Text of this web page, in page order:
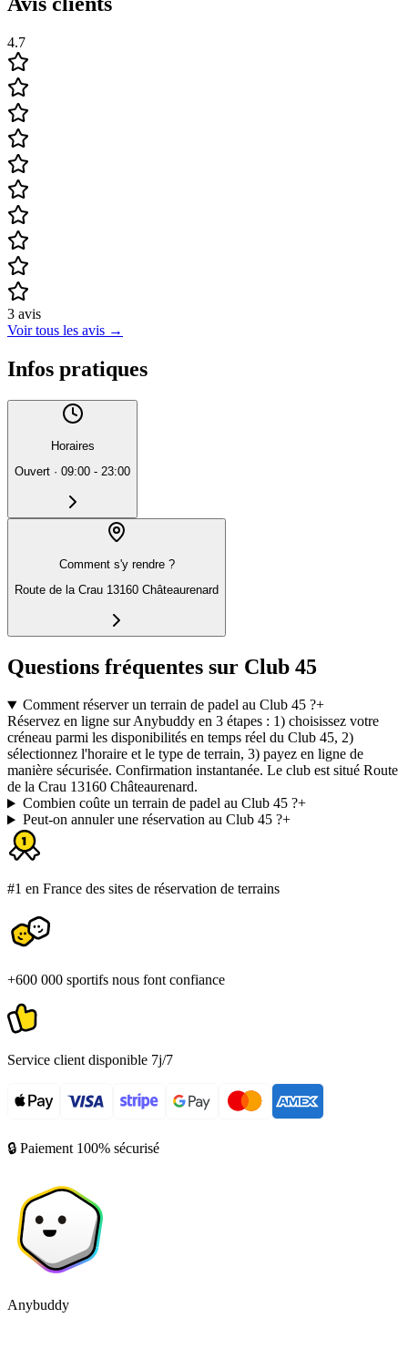
4.7
3 avis
Voir tous les avis →
Infos pratiques
Horaires
Ouvert · 09:00 - 23:00
Comment s'y rendre ?
Route de la Crau 13160 Châteaurenard
Questions fréquentes sur Club 45
Comment réserver un terrain de padel au Club 45 ?+
Réservez en ligne sur Anybuddy en 3 étapes : 1) choisissez votre
créneau parmi les disponibilités en temps réel du Club 45, 2)
sélectionnez l'horaire et le type de terrain, 3) payez en ligne de
manière sécurisée. Confirmation instantanée. Le club est situé Route
de la Crau 13160 Châteaurenard.
Combien coûte un terrain de padel au Club 45 ?+
Peut-on annuler une réservation au Club 45 ?+
#1 en France des sites de réservation de terrains
+600 000 sportifs nous font confiance
Service client disponible 7j/7
🔒 Paiement 100% sécurisé
Anybuddy